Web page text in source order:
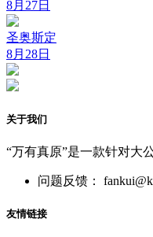
8月27日
圣奥斯定
8月28日
关于我们
“万有真原”是一款针对大
问题反馈：
友情链接